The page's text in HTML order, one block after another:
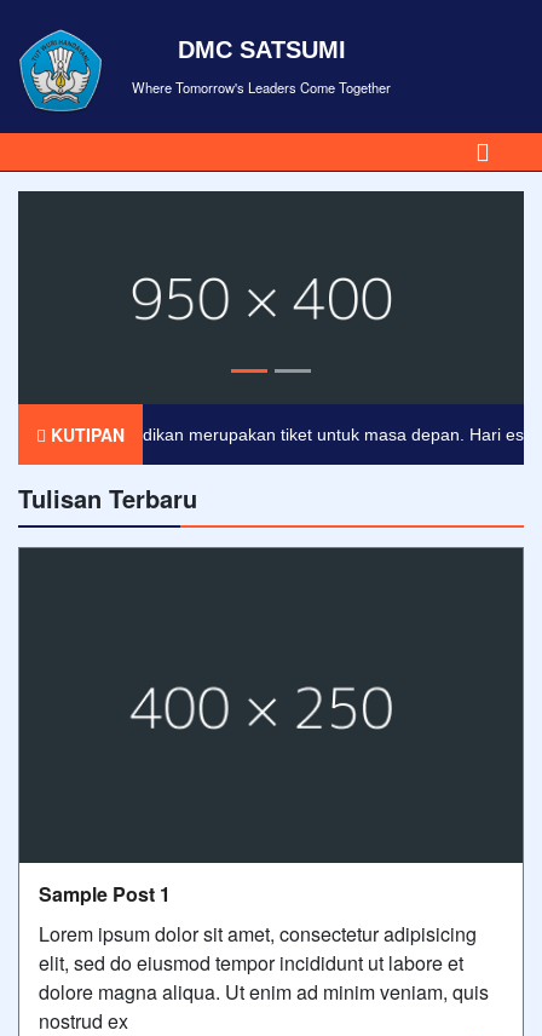
DMC SATSUMI
Where Tomorrow's Leaders Come Together
KUTIPAN
Pendidikan merupakan tiket untuk masa depan. Hari esok
Tulisan Terbaru
Sample Post 1
Lorem ipsum dolor sit amet, consectetur adipisicing
elit, sed do eiusmod tempor incididunt ut labore et
dolore magna aliqua. Ut enim ad minim veniam, quis
nostrud ex